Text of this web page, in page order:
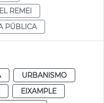
REMEI
PÚBLICA
URBANISMO
EIXAMPLE